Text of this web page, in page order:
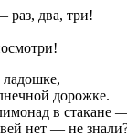
два, три!
дорожке.
в стакане
нет — не